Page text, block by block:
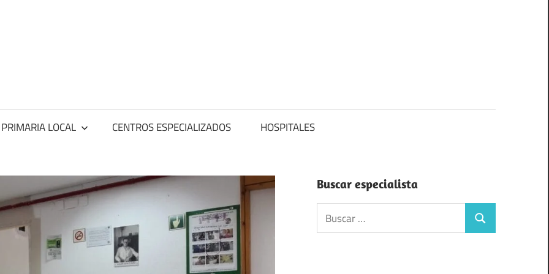
LOCAL CENTROS ESPECIALIZADOS HOSPITALES
Buscar especialista
Buscar:
Buscar